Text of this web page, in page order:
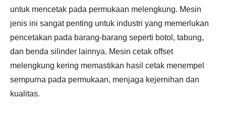
untuk mencetak pada permukaan melengkung. Mesin
jenis ini sangat penting untuk industri yang memerlukan
pencetakan pada barang-barang seperti botol, tabung,
dan benda silinder lainnya. Mesin cetak offset
melengkung kering memastikan hasil cetak menempel
sempurna pada permukaan, menjaga kejernihan dan
kualitas.